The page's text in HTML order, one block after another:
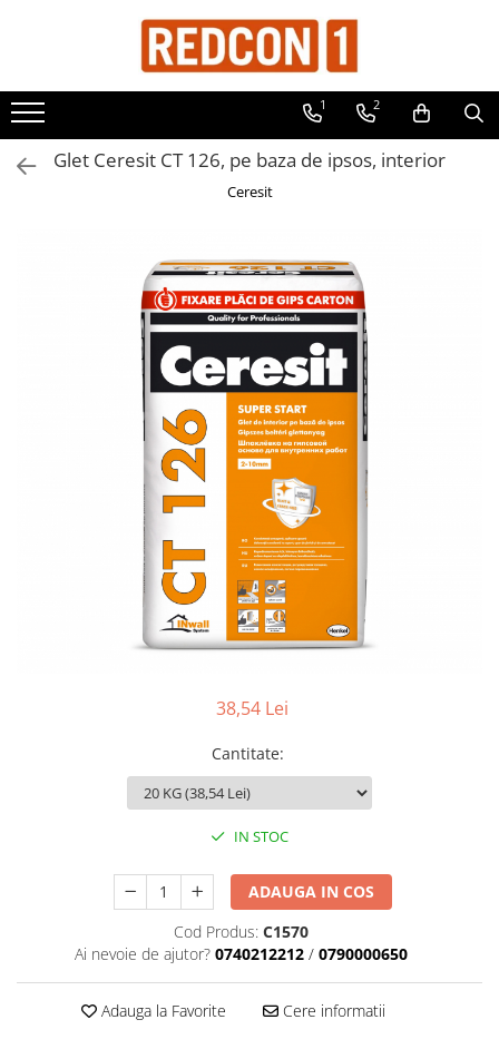
Toate Produsele
Materiale de constructii
Adezivi, mortare si tencuieli
Echipamente de protectie
Grund pentru tencuiala decorativa
Placi gips carton
Roabe si Betoniere
Sisteme Gips-Carton
Tencuiala decorativa
Accesorii pentru termosistem
Accesorii pentru vata
Vopsea lavabila pentru interior
vopsele si lacuri
Pavele si borduri
1 2
Glet Ceresit CT 126, pe baza de ipsos, interior
Ceresit
38,54 Lei
Cantitate:
IN STOC
ADAUGA IN COS
Cod Produs: C1570
Ai nevoie de ajutor? 0740212212 / 0790000650
Adauga la Favorite Cere informatii